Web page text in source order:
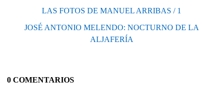
LAS FOTOS DE MANUEL ARRIBAS / 1
JOSÉ ANTONIO MELENDO: NOCTURNO DE LA
ALJAFERÍA
0 COMENTARIOS